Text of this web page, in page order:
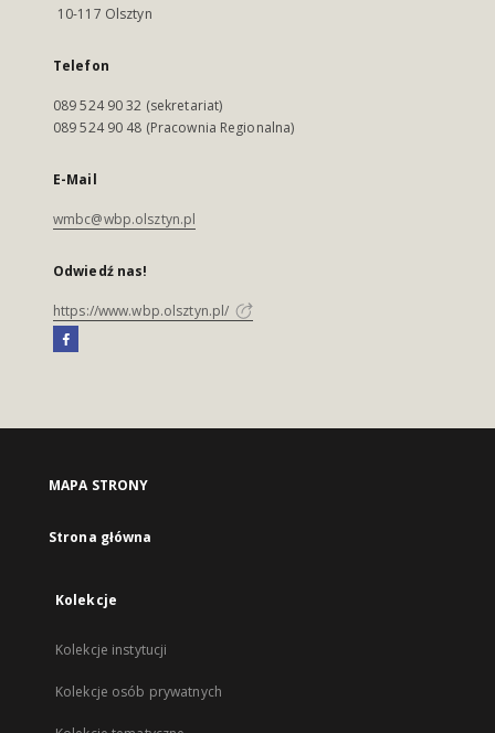
10-117 Olsztyn
Telefon
089 524 90 32 (sekretariat)
089 524 90 48 (Pracownia Regionalna)
E-Mail
wmbc@wbp.olsztyn.pl
Odwiedź nas!
https://www.wbp.olsztyn.pl/
MAPA STRONY
Strona główna
Kolekcje
Kolekcje instytucji
Kolekcje osób prywatnych